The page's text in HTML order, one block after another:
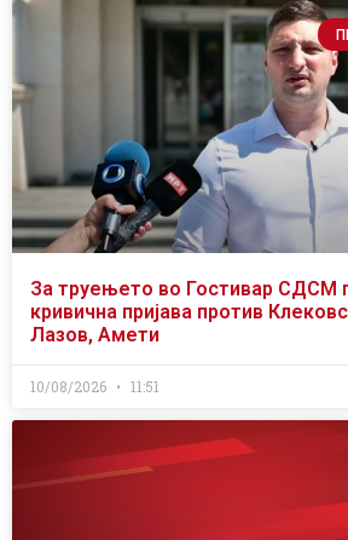
За труењето во Гостивар СДСМ
кривична пријава против
Лазов, Амети
10/08/2026 11:51